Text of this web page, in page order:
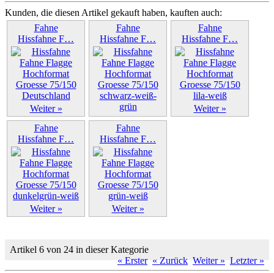
Kunden, die diesen Artikel gekauft haben, kauften auch:
Fahne
Hissfahne F…
Weiter »
Fahne
Hissfahne F…
Weiter »
Fahne
Hissfahne F…
Weiter »
Fahne
Hissfahne F…
Weiter »
Fahne
Hissfahne F…
Weiter »
Artikel 6 von 24 in dieser Kategorie
« Erster « Zurück Weiter » Letzter »